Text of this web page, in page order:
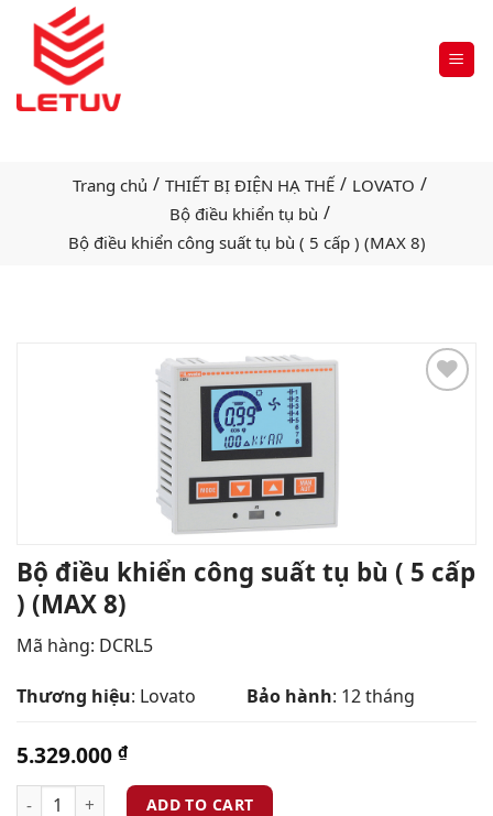
Trang chủ / THIẾT BỊ ĐIỆN HẠ THẾ / LOVATO /
Bộ điều khiển tụ bù /
Bộ điều khiển công suất tụ bù ( 5 cấp ) (MAX 8)
Bộ điều khiển công suất tụ bù ( 5 cấp
) (MAX 8)
Mã hàng: DCRL5
Thương hiệu: Lovato Bảo hành: 12 tháng
5.329.000 ₫
ADD TO CART